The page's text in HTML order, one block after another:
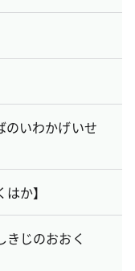
のいわかげいせ
か】
きじのおおく